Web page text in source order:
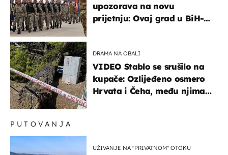
upozorava na novu
prijetnju: Ovaj grad u BiH-u
DRAMA NA OBALI
VIDEO Stablo se srušilo na
kupače: Ozlijeđeno osmero
Hrvata i Čeha, među njima
PUTOVANJA
UŽIVANJE NA "PRIVATNOM" OTOKU